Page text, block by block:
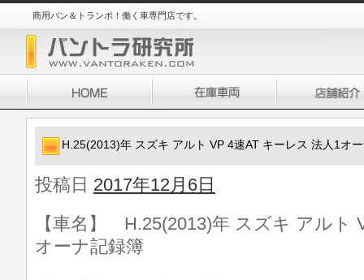
商用バン＆トランポ！働く車専門店です。
H.25(2013)年 スズキ アルト VP 4速AT キーレス 法人1オ
投稿日 2017年12月6日
【車名】 H.25(2013)年 スズキ アルト
オーナ記録簿